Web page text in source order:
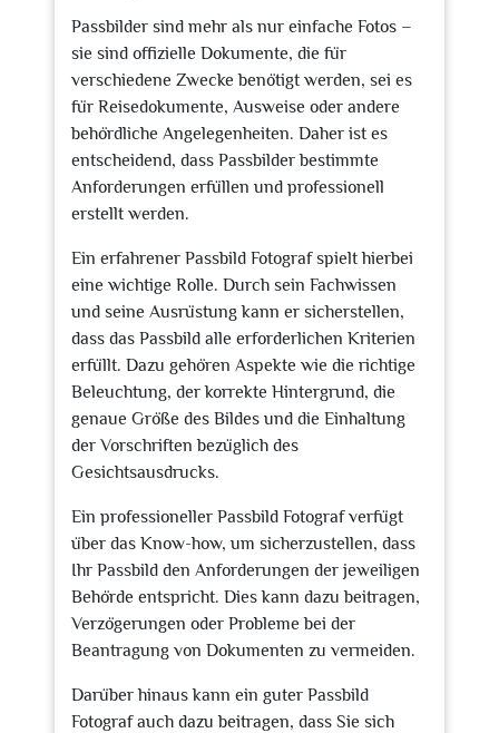
Passbilder sind mehr als nur einfache Fotos –
sie sind offizielle Dokumente, die für
verschiedene Zwecke benötigt werden, sei es
für Reisedokumente, Ausweise oder andere
behördliche Angelegenheiten. Daher ist es
entscheidend, dass Passbilder bestimmte
Anforderungen erfüllen und professionell
erstellt werden.
Ein erfahrener Passbild Fotograf spielt hierbei
eine wichtige Rolle. Durch sein Fachwissen
und seine Ausrüstung kann er sicherstellen,
dass das Passbild alle erforderlichen Kriterien
erfüllt. Dazu gehören Aspekte wie die richtige
Beleuchtung, der korrekte Hintergrund, die
genaue Größe des Bildes und die Einhaltung
der Vorschriften bezüglich des
Gesichtsausdrucks.
Ein professioneller Passbild Fotograf verfügt
über das Know-how, um sicherzustellen, dass
Ihr Passbild den Anforderungen der jeweiligen
Behörde entspricht. Dies kann dazu beitragen,
Verzögerungen oder Probleme bei der
Beantragung von Dokumenten zu vermeiden.
Darüber hinaus kann ein guter Passbild
Fotograf auch dazu beitragen, dass Sie sich